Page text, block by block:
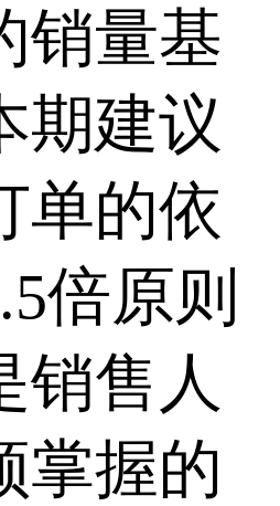
销量基
期建议
单的依
倍原则
销售人
掌握的